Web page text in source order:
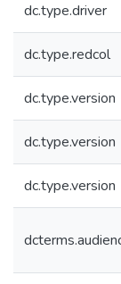
dc.type.driver
dc.type.redcol
dc.type.version
dc.type.version
dc.type.version